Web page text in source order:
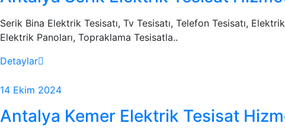
Serik Bina Elektrik Tesisatı, Tv Tesisatı, Telefon Tesisatı,
Elektrik Panoları, Topraklama Tesisatla..
Detaylar
14 Ekim 2024
Antalya Kemer Elektrik Tesisat